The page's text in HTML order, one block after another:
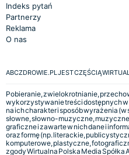
Indeks pytań
Partnerzy
Reklama
O nas
ABCZDROWIE.PL JEST CZĘŚCIĄ
Pobieranie, zwielokrotnianie,
wykorzystywanie treści dostępnych
na ich charakter i sposób wyrażenia
słowne, słowno-muzyczne,
graficzne i zawarte w nich dane i
oraz formę (np. literackie,
komputerowe, plastyczne,
zgody Wirtualna Polska Media Spółka